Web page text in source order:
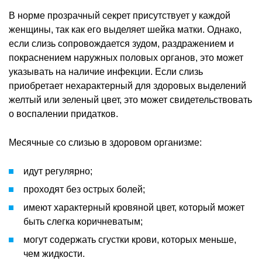
В норме прозрачный секрет присутствует у каждой
женщины, так как его выделяет шейка матки. Однако,
если слизь сопровождается зудом, раздражением и
покраснением наружных половых органов, это может
указывать на наличие инфекции. Если слизь
приобретает нехарактерный для здоровых выделений
желтый или зеленый цвет, это может свидетельствовать
о воспалении придатков.
Месячные со слизью в здоровом организме:
идут регулярно;
проходят без острых болей;
имеют характерный кровяной цвет, который может
быть слегка коричневатым;
могут содержать сгустки крови, которых меньше,
чем жидкости.